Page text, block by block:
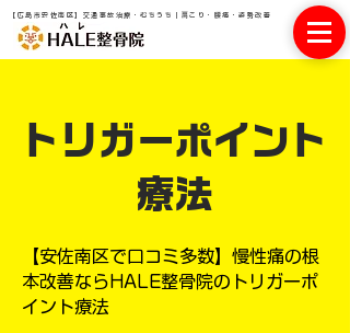
【広島市安佐南区】交通事故治療・むちうち｜肩こり・腰痛・姿勢改善
​トリガーポイント
療法
【安佐南区で口コミ多数】慢性痛の根
本改善ならHALE整骨院のトリガーポ
イント療法